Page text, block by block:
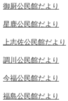
御厨公民館だより
星鹿公民館だより
上志佐公民館だより
調川公民館だより
今福公民館だより
福島公民館だより